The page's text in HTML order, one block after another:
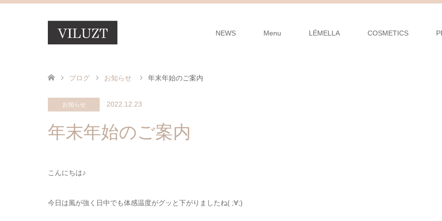
NEWS Menu LÉMELLA COSMETICS
ブログ お知らせ 年末年始のご案内
お知らせ 2022.12.23
年末年始のご案内
こんにちは♪
今日は風が強く日中でも体感温度がグッと下がりましたね( ;∀;)